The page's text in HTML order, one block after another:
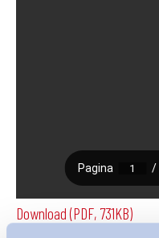
Download (PDF, 731KB)